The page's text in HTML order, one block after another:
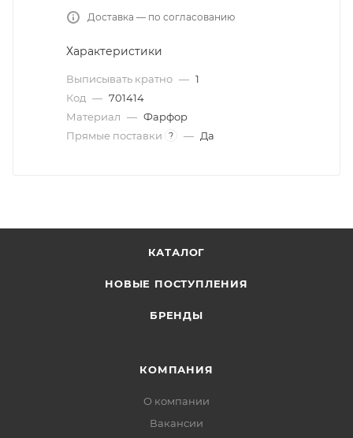
Доставка — по согласованию
Характеристики
Выписывать кратно — 1
Код — 701414
Материал — Фарфор
Прямые поставки
? — Да
КАТАЛОГ
НОВЫЕ ПОСТУПЛЕНИЯ
БРЕНДЫ
КОМПАНИЯ
О компании
Вакансии